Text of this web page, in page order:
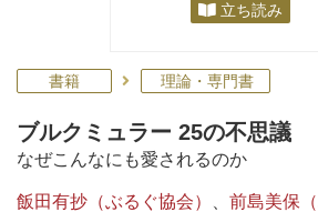
立ち読み
書籍 理論・専門書
ブルクミュラー 25の不思議
なぜこんなにも愛されるのか
飯田有抄（ぶるぐ協会） 前島美保